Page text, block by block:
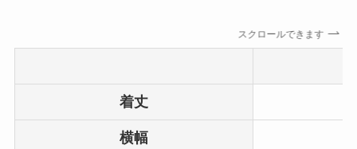
スクロールできます
着丈
横幅